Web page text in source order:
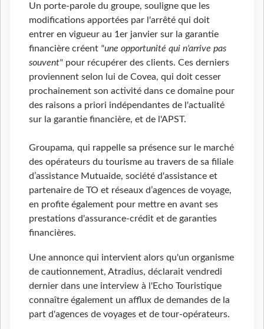
Un porte-parole du groupe, souligne que les
modifications apportées par l'arrêté qui doit
entrer en vigueur au 1er janvier sur la garantie
financière créent "une opportunité qui n'arrive pas
souvent" pour récupérer des clients. Ces derniers
proviennent selon lui de Covea, qui doit cesser
prochainement son activité dans ce domaine pour
des raisons a priori indépendantes de l'actualité
sur la garantie financière, et de l'APST.
Groupama, qui rappelle sa présence sur le marché
des opérateurs du tourisme au travers de sa filiale
d’assistance Mutuaide, société d'assistance et
partenaire de TO et réseaux d’agences de voyage,
en profite également pour mettre en avant ses
prestations d'assurance-crédit et de garanties
financières.
Une annonce qui intervient alors qu'un organisme
de cautionnement, Atradius, déclarait vendredi
dernier dans une interview à l'Echo Touristique
connaître également un afflux de demandes de la
part d'agences de voyages et de tour-opérateurs.